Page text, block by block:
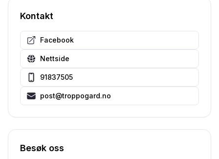
Kontakt
Facebook
Nettside
91837505
post@troppogard.no
Besøk oss